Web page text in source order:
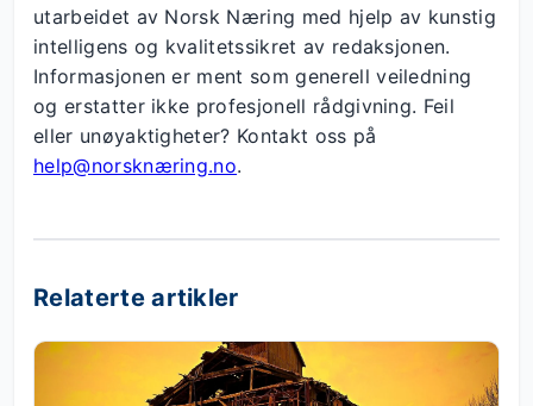
utarbeidet av Norsk Næring med hjelp av kunstig
intelligens og kvalitetssikret av redaksjonen.
Informasjonen er ment som generell veiledning
og erstatter ikke profesjonell rådgivning. Feil
eller unøyaktigheter? Kontakt oss på
help@norsknæring.no.
Relaterte artikler